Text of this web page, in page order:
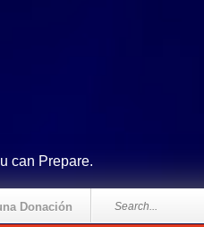
can Prepare.
Donación